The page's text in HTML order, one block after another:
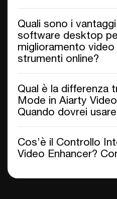
Quali sono i
software desktop
miglioramento
strumenti online?
Qual è la differenza
Mode in Aiarty
Quando dovrei
Cos’è il Controllo
Video Enhancer?